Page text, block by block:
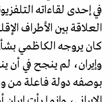
في إحدى لقاءاته
العلاقة بين الأطراف
كان يروجه الكاظمي
وإيران، لم ينجح في أن
بوصفه دولة فاعلة من